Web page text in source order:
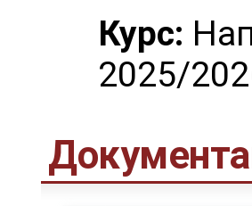
Курс:
2025/